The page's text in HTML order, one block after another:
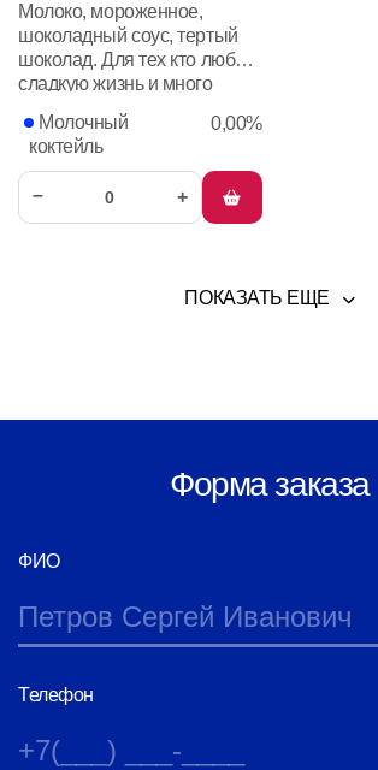
Молоко, мороженное,
шоколадный соус, тертый
шоколад. Для тех кто любит
сладкую жизнь и много
Молочный
коктейль
0,00%
– +
ПОКАЗАТЬ ЕЩЕ
Форма заказа
ФИО
Телефон